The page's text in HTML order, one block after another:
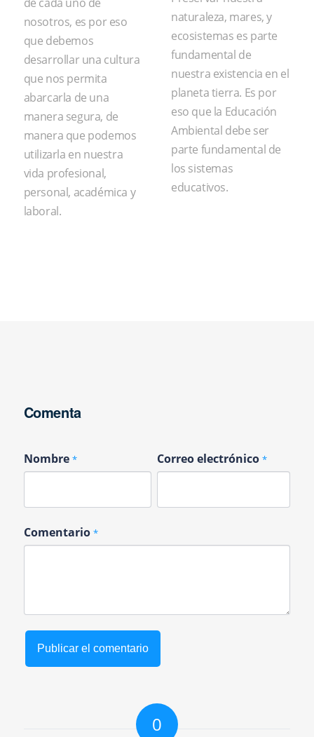
nosotros, es por eso
que debemos
desarrollar una cultura
que nos permita
abarcarla de una
manera segura, de
manera que podemos
utilizarla en nuestra
vida profesional,
personal, académica y
laboral.
naturaleza, mares, y
ecosistemas es parte
fundamental de
nuestra existencia en el
planeta tierra. Es por
eso que la Educación
Ambiental debe ser
parte fundamental de
los sistemas
educativos.
Comenta
Nombre * Correo electrónico *
Comentario *
0